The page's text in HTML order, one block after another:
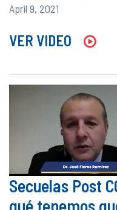
April 9, 2021
VER VIDEO
Secuelas Post
qué tenemos